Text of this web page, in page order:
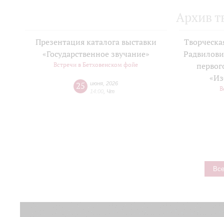
Архив
Презентация каталога выставки
«Государственное звучание»
Встречи в Бетховенском фойе
25 июня 2026
14:00 Чт